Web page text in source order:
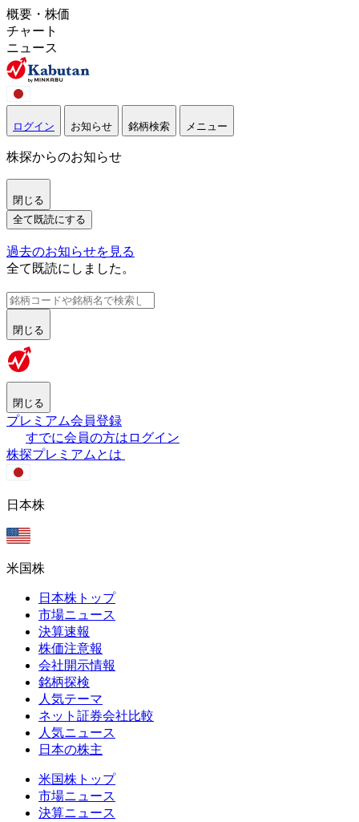
概要・株価
チャート
ニュース
ログイン お知らせ 銘柄検索 メニュー
株探からのお知らせ
閉じる
全て既読にする
過去のお知らせを見る
全て既読にしました。
閉じる
閉じる
プレミアム会員登録
すでに会員の方はログイン
株探プレミアムとは
日本株
米国株
日本株トップ
市場ニュース
決算速報
株価注意報
会社開示情報
銘柄探検
人気テーマ
ネット証券会社比較
人気ニュース
日本の株主
米国株トップ
市場ニュース
決算ニュース